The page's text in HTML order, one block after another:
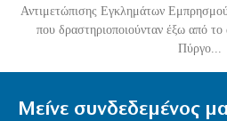
Αντιμετώπισης Εγκλημάτων
που δραστηριοποιούνταν έξω από
Πύργο...
Μείνε συνδεδεμένος